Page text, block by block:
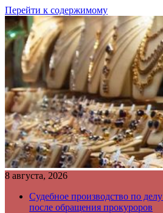
Перейти к содержимому
8 августа, 2026
Судебное производство по
после обращения прокуроров